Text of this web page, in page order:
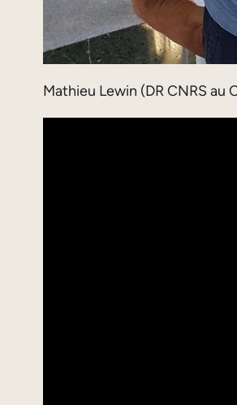
Mathieu Lewin (DR CNRS au